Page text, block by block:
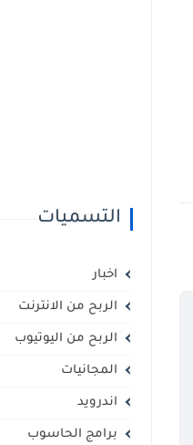
التسميات
اخبار
الربح من الانترنت
الربح من اليوتيوب
المجانيات
اندرويد
برامج الحاسوب